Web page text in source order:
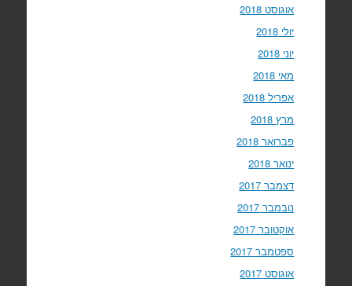
אוגוסט 2018
יולי 2018
יוני 2018
מאי 2018
אפריל 2018
מרץ 2018
פברואר 2018
ינואר 2018
דצמבר 2017
נובמבר 2017
אוקטובר 2017
ספטמבר 2017
אוגוסט 2017